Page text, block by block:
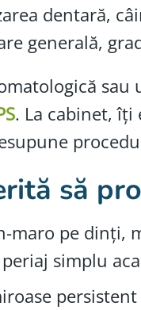
dentară,
generală,
. La cabinet, îți
să
maro pe dinți,
simplu